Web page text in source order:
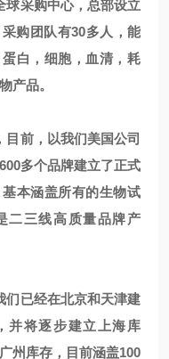
球采购中心，总部设立
购团队有30多人，能
白，细胞，血清，耗
产品。
目前，以我们美国公司
多个品牌建立了正式
本涵盖所有的生物试
二三线高质量品牌产
们已经在北京和天津建
并将逐步建立上海库
州库存，目前涵盖100